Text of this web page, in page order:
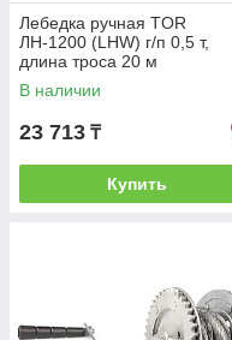
Лебедка ручная TOR
ЛН-1200 (LHW) г/п 0,5 т,
длина троса 20 м
В наличии
23 713 ₸
Купить